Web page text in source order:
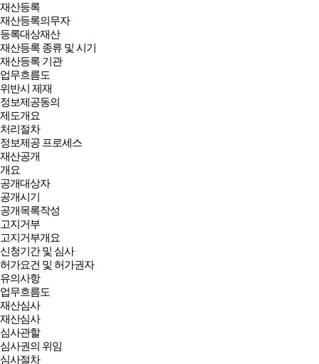
재산등록
재산등록의무자
등록대상재산
재산등록 종류 및 시기
재산등록 기관
업무흐름도
위반시 제재
정보제공동의
제도개요
처리절차
정보제공 프로세스
재산공개
개요
공개대상자
공개시기
공개목록작성
고지거부
고지거부개요
신청기간 및 심사
허가요건 및 허가권자
유의사항
업무흐름도
재산심사
재산심사
심사관할
심사권의 위임
심사절차